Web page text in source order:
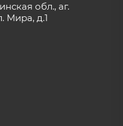
обл., аг.
Мира, д.1